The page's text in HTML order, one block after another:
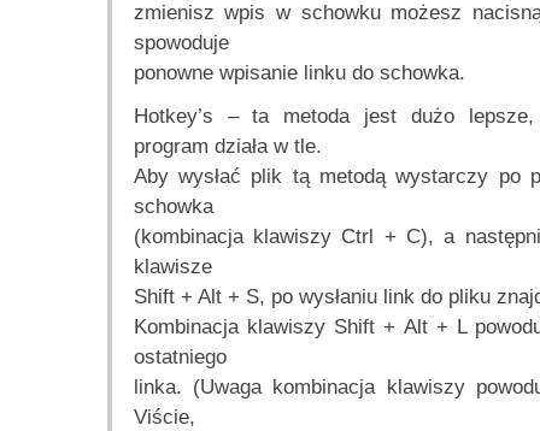
zmienisz wpis w schowku możesz
spowoduje
ponowne wpisanie linku do schowka.
Hotkey’s – ta metoda jest dużo
program działa w tle.
Aby wysłać plik tą metodą wystarczy po
schowka
(kombinacja klawiszy Ctrl + C), a
klawisze
Shift + Alt + S, po wysłaniu link do pliku
Kombinacja klawiszy Shift + Alt + L
ostatniego
linka. (Uwaga kombinacja klawiszy
Viście,